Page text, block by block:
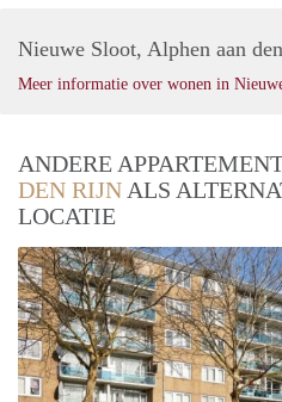
Nieuwe Sloot, Alphen aan
Meer informatie over wonen in
ANDERE
DEN RIJN ALS
LOCATIE